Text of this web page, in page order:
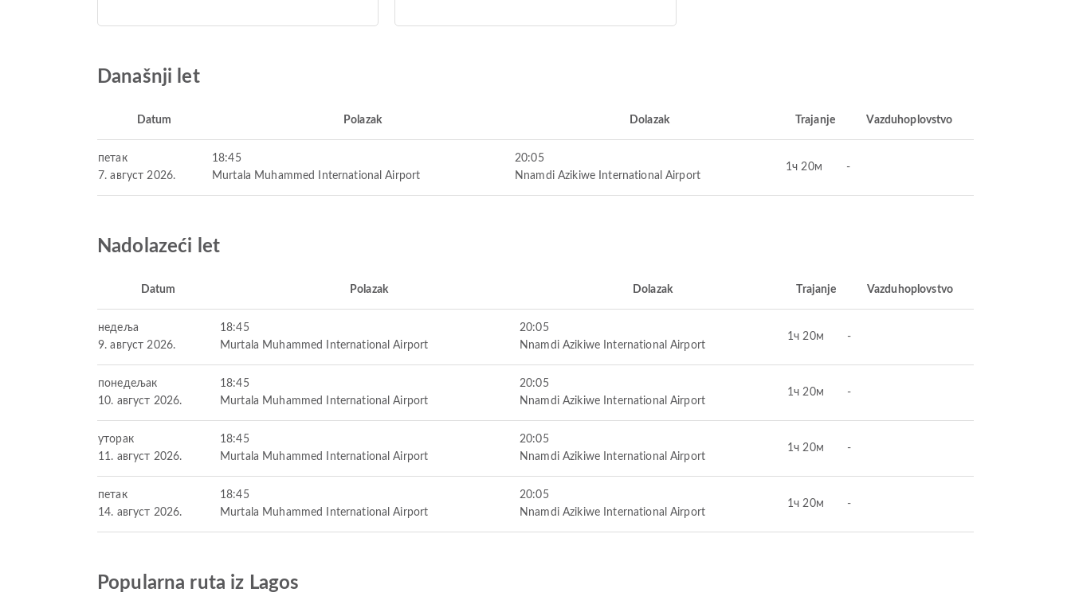
Današnji let
Datum Polazak Dolazak Trajanje Vazduhoplovstvo
петак
7. август 2026.
18:45
Murtala Muhammed International Airport
20:05
Nnamdi Azikiwe International Airport
1ч 20м -
Nadolazeći let
Datum Polazak Dolazak Trajanje Vazduhoplovstvo
недеља
9. август 2026.
18:45
Murtala Muhammed International Airport
20:05
Nnamdi Azikiwe International Airport
1ч 20м -
понедељак
10. август 2026.
18:45
Murtala Muhammed International Airport
20:05
Nnamdi Azikiwe International Airport
1ч 20м -
уторак
11. август 2026.
18:45
Murtala Muhammed International Airport
20:05
Nnamdi Azikiwe International Airport
1ч 20м -
петак
14. август 2026.
18:45
Murtala Muhammed International Airport
20:05
Nnamdi Azikiwe International Airport
1ч 20м -
Popularna ruta iz Lagos